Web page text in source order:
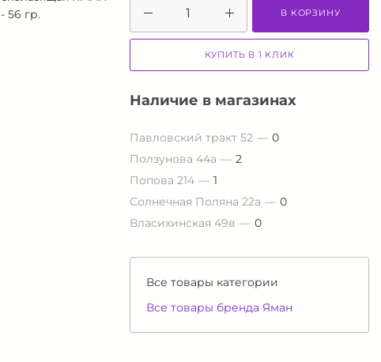
- 56 гр.
В КОРЗИНУ
КУПИТЬ В 1 КЛИК
Наличие в магазинах
Павловский тракт 52
0
Ползунова 44а
2
Попова 214
1
Солнечная Поляна 22а
0
Власихинская 49в
0
Все товары категории
Все товары бренда Яман